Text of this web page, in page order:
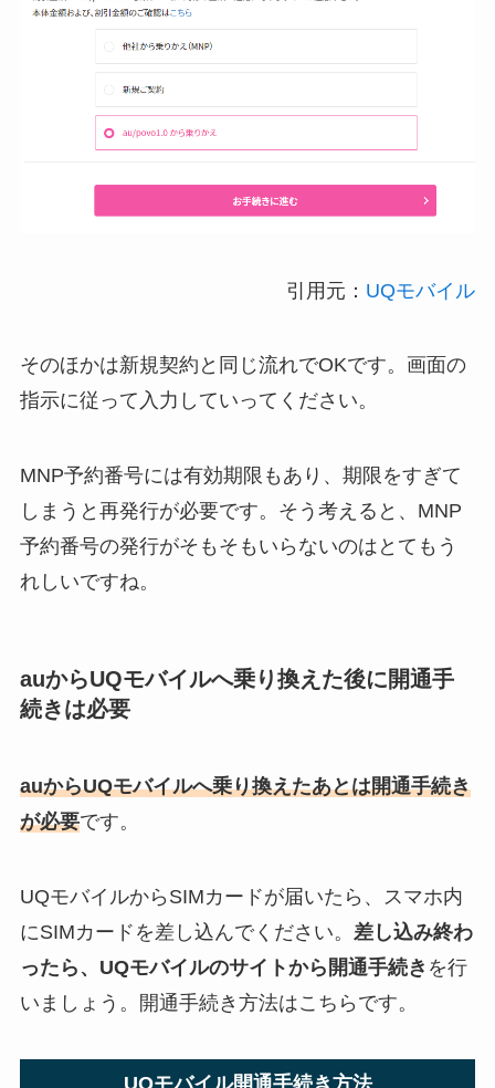
引用元： UQモバイル
そのほかは新規契約と同じ流れでOKです。画面の
指示に従って入力していってください。
MNP予約番号には有効期限もあり、期限をすぎて
しまうと再発行が必要です。そう考えると、MNP
予約番号の発行がそもそもいらないのはとてもう
れしいですね。
auからUQモバイルへ乗り換えた後に開通手
続きは必要
auからUQモバイルへ乗り換えたあとは開通手続き
が必要です。
UQモバイルからSIMカードが届いたら、スマホ内
にSIMカードを差し込んでください。 差し込み終わ
ったら、UQモバイルのサイトから開通手続き を行
いましょう。開通手続き方法はこちらです。